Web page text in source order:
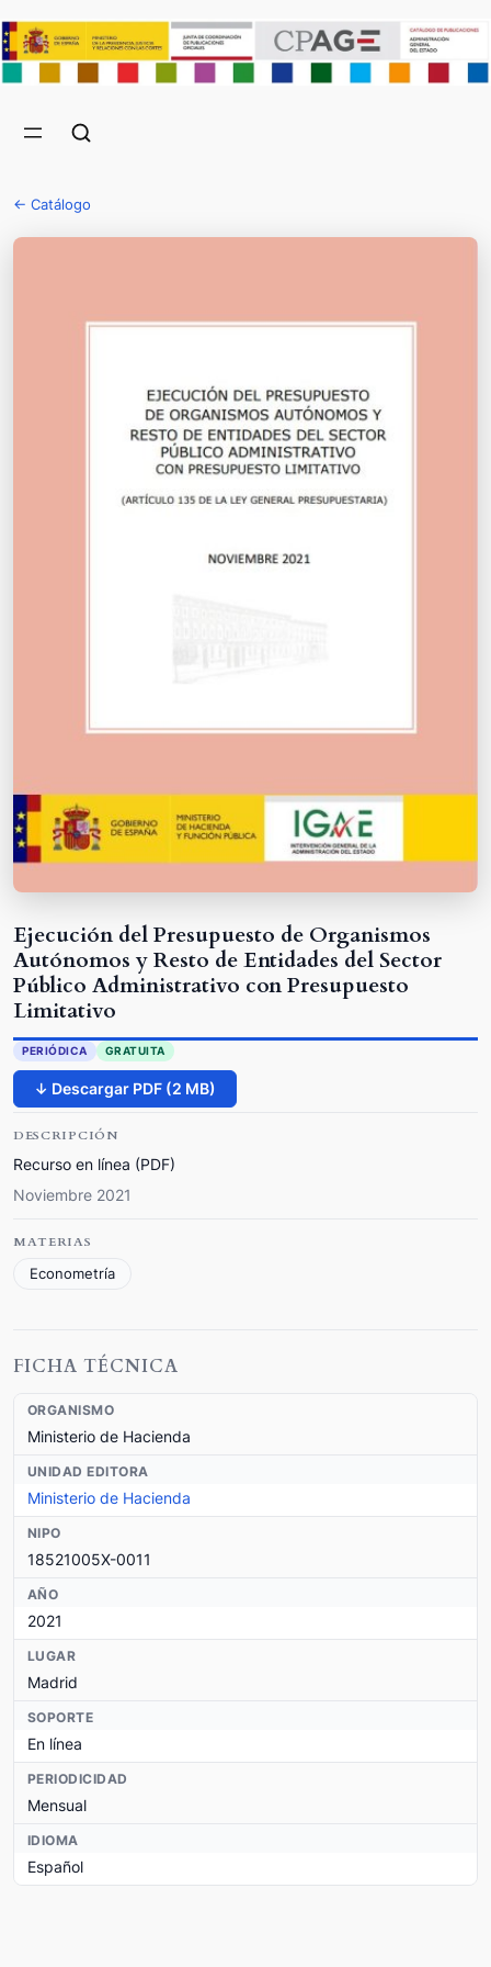
← Catálogo
Ejecución del Presupuesto de Organismos
Autónomos y Resto de Entidades del Sector
Público Administrativo con Presupuesto
Limitativo
PERIÓDICA GRATUITA
↓ Descargar PDF (2 MB)
DESCRIPCIÓN
Recurso en línea (PDF)
Noviembre 2021
MATERIAS
Econometría
FICHA TÉCNICA
ORGANISMO
Ministerio de Hacienda
UNIDAD EDITORA
Ministerio de Hacienda
NIPO
18521005X-0011
AÑO
2021
LUGAR
Madrid
SOPORTE
En línea
PERIODICIDAD
Mensual
IDIOMA
Español